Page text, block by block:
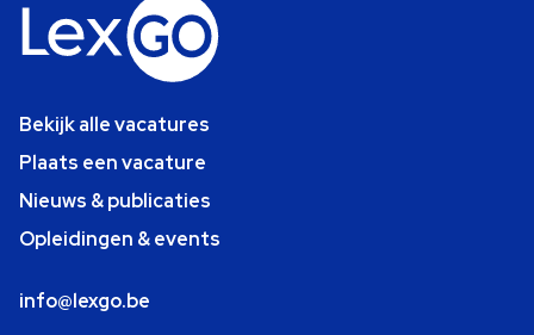
Bekijk alle vacatures
Plaats een vacature
Nieuws & publicaties
Opleidingen & events
info@lexgo.be